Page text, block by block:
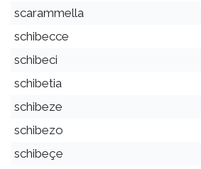
scarammella
schibecce
schibeci
schibetia
schibeze
schibezo
schibeçe